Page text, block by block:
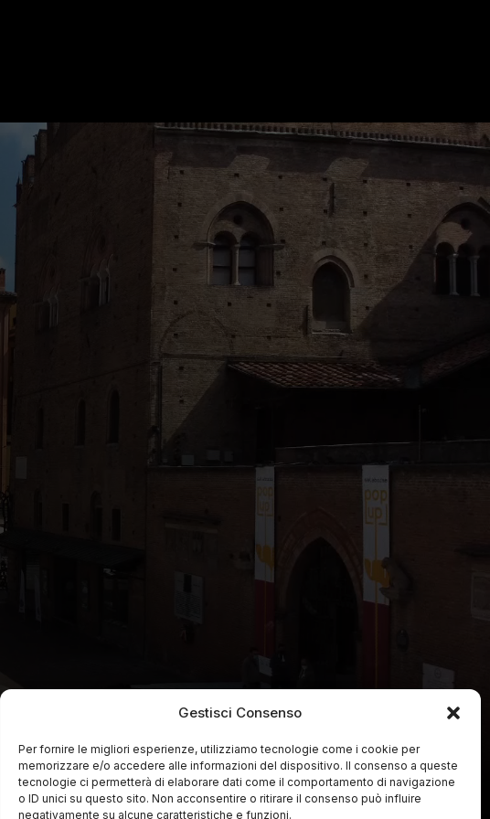
Gestisci Consenso
Per fornire le migliori esperienze, utilizziamo tecnologie come i cookie per
memorizzare e/o accedere alle informazioni del dispositivo. Il consenso a queste
tecnologie ci permetterà di elaborare dati come il comportamento di navigazione
o ID unici su questo sito. Non acconsentire o ritirare il consenso può influire
negativamente su alcune caratteristiche e funzioni.